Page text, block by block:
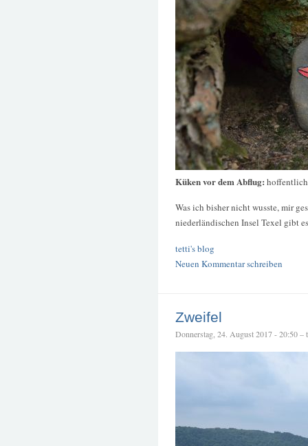
Küken vor dem Abflug:
Was ich bisher nicht wusste, mir
niederländischen Insel Texel gibt
tetti's blog
Neuen Kommentar schreiben
Zweifel
Donnerstag, 24. August 2017 - 20:50 –